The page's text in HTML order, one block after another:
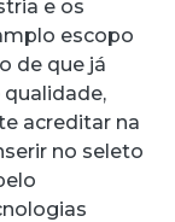
e os
escopo
de que já
acreditar na
no seleto